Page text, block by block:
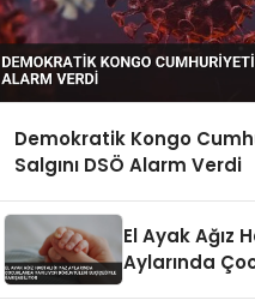
Demokratik Kongo
Salgını DSÖ Alarm Verdi
El Ayak Ağız
Aylarında